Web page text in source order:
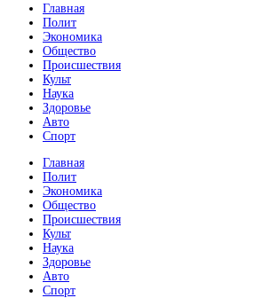
Главная
Полит
Экономика
Общество
Происшествия
Культ
Наука
Здоровье
Авто
Спорт
Главная
Полит
Экономика
Общество
Происшествия
Культ
Наука
Здоровье
Авто
Спорт